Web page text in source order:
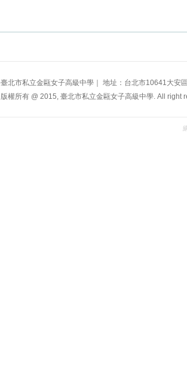
臺北市私立金甌女子高級中學｜ 地址：台北市10641大安
版權所有 @ 2015, 臺北市私立金甌女子高級中學. All right